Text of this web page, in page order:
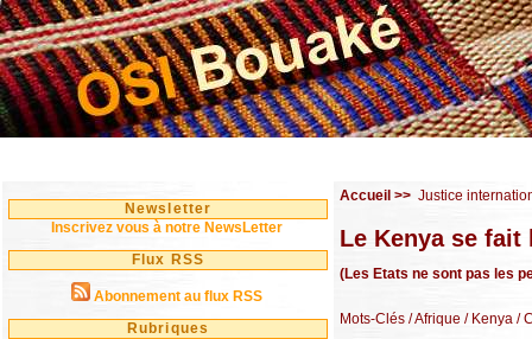
Newsletter
Inscrivez vous à notre NewsLetter
Flux RSS
Abonnement au flux RSS
Rubriques
Accueil >> Justice
Le Kenya se fait
(Les Etats ne sont pas les
Mots-Clés / Afrique / Kenya /